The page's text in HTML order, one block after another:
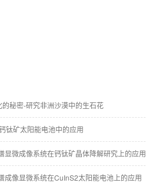
秘密-研究非洲沙漠中的生石花
钛矿太阳能电池中的应用
显微成像系统在钙钛矿晶体降解研究上的应用
成像显微系统在CuInS2太阳能电池上的应用